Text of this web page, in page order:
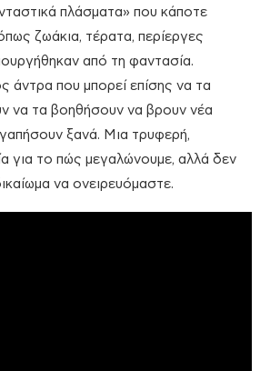
πλάσματα» που κάποτε
ζωάκια, τέρατα, περίεργες
από τη φαντασία.
άντρα που μπορεί επίσης να τα
να τα βοηθήσουν να βρουν νέα
ξανά. Μια τρυφερή,
για το πώς μεγαλώνουμε, αλλά δεν
να ονειρευόμαστε.